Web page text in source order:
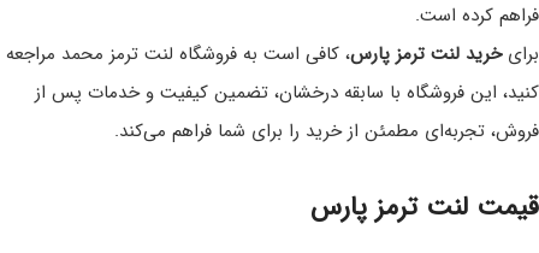
فراهم کرده است.
برایخرید لنت ترمز پارس، کافی است به فروشگاه لنت ترمز محمد مراجعه
کنید، این فروشگاه با سابقه درخشان، تضمین کیفیت و خدمات پس از
فروش، تجربه‌ای مطمئن از خرید را برای شما فراهم می‌کند.
قیمت لنت ترمز پارس